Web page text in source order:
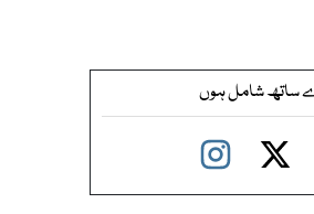
ساتھ شامل ہوں